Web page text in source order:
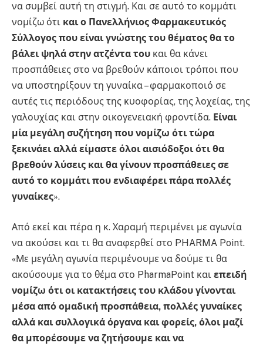
να συμβεί αυτή τη στιγμή. Και σε αυτό το κομμάτι
νομίζω ότι και ο Πανελλήνιος Φαρμακευτικός
Σύλλογος που είναι γνώστης του θέματος θα το
βάλει ψηλά στην ατζέντα του και θα κάνει
προσπάθειες στο να βρεθούν κάποιοι τρόποι που
να υποστηρίξουν τη γυναίκα – φαρμακοποιό σε
αυτές τις περιόδους της κυοφορίας, της λοχείας, της
γαλουχίας και στην οικογενειακή φροντίδα. Είναι
μία μεγάλη συζήτηση που νομίζω ότι τώρα
ξεκινάει αλλά είμαστε όλοι αισιόδοξοι ότι θα
βρεθούν λύσεις και θα γίνουν προσπάθειες σε
αυτό το κομμάτι που ενδιαφέρει πάρα πολλές
γυναίκες».
Από εκεί και πέρα η κ. Χαραμή περιμένει με αγωνία
να ακούσει και τι θα αναφερθεί στο PHARMA Point.
«Με μεγάλη αγωνία περιμένουμε να δούμε τι θα
ακούσουμε για το θέμα στο PharmaPoint και επειδή
νομίζω ότι οι κατακτήσεις του κλάδου γίνονται
μέσα από ομαδική προσπάθεια, πολλές γυναίκες
αλλά και συλλογικά όργανα και φορείς, όλοι μαζί
θα μπορέσουμε να ζητήσουμε και να